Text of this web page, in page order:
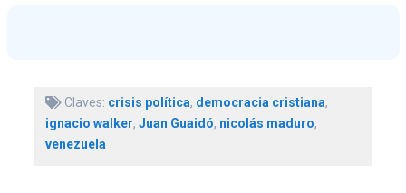
Claves: crisis política, democracia cristiana,
ignacio walker, Juan Guaidó, nicolás maduro,
venezuela